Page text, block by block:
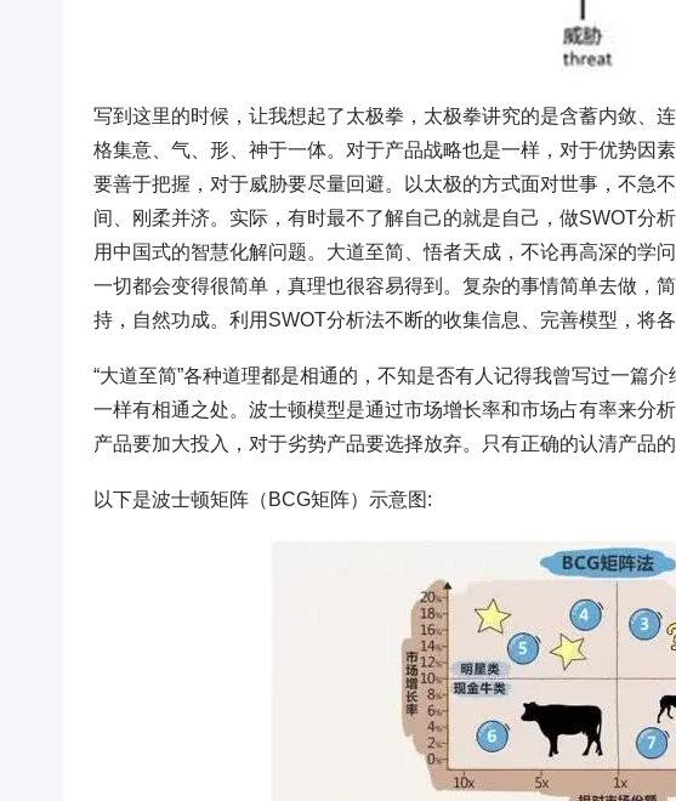
写到这里的时候，让我想起了太极拳，太极拳讲究的是含蓄内敛、
格集意、气、形、神于一体。对于产品战略也是一样，对于优势因
要善于把握，对于威胁要尽量回避。以太极的方式面对世事，不急
间、刚柔并济。实际，有时最不了解自己的就是自己，做SWOT分
用中国式的智慧化解问题。大道至简、悟者天成，不论再高深的学
一切都会变得很简单，真理也很容易得到。复杂的事情简单去做，
持，自然功成。利用SWOT分析法不断的收集信息、完善模型，将
“大道至简”各种道理都是相通的，不知是否有人记得我曾写过一篇
一样有相通之处。波士顿模型是通过市场增长率和市场占有率来分
产品要加大投入，对于劣势产品要选择放弃。只有正确的认清产品
以下是波士顿矩阵（BCG矩阵）示意图: